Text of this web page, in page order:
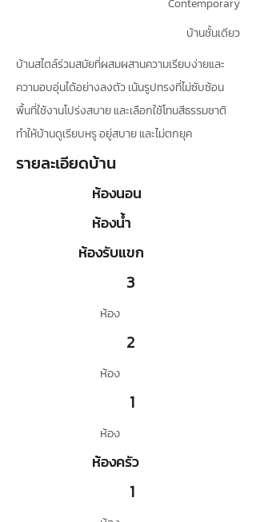
Contemporary
บ้านชั้นเดียว
บ้านสไตล์ร่วมสมัยที่ผสมผสานความเรียบง่ายและ
ความอบอุ่นได้อย่างลงตัว เน้นรูปทรงที่ไม่ซับซ้อน
พื้นที่ใช้งานโปร่งสบาย และเลือกใช้โทนสีธรรมชาติ
ทำให้บ้านดูเรียบหรู อยู่สบาย และไม่ตกยุค
รายละเอียดบ้าน
ห้องนอน
ห้องน้ำ
ห้องรับแขก
3
ห้อง
2
ห้อง
1
ห้อง
ห้องครัว
1